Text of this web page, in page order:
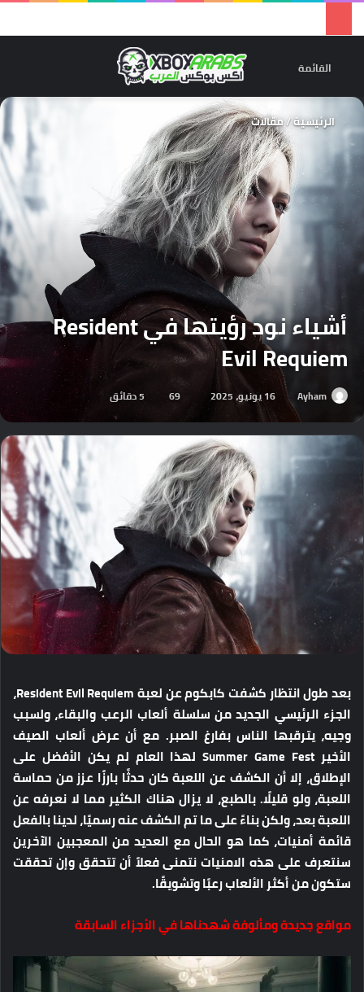
القائمة
الرئيسية/مقالات
أشياء نود رؤيتها في Resident
Evil Requiem
Ayham 16 يونيو، 2025 69
بعد طول انتظار كشفت كابكوم عن لعبة Resident Evil Requiem،
الجزء الرئيسي الجديد من سلسلة ألعاب الرعب والبقاء، ولسبب
وجيه، يترقبها الناس بفارغ الصبر. مع أن عرض ألعاب الصيف
الأخير Summer Game Fest لهذا العام لم يكن الأفضل على
الإطلاق، إلا أن الكشف عن اللعبة كان حدثًا بارزًا عزز من حماسة
اللعبة، ولو قليلًا. بالطبع، لا يزال هناك الكثير مما لا نعرفه عن
اللعبة بعد، ولكن بناءً على ما تم الكشف عنه رسميًا، لدينا بالفعل
قائمة أمنيات، كما هو الحال مع العديد من المعجبين الآخرين
سنتعرف على هذه الامنيات نتمنى فعلاً أن تتحقق وإن تحققت
ستكون من أكثر الألعاب رعبًا وتشويقًا.
مواقع جديدة ومألوفة شهدناها في الأجزاء السابقة